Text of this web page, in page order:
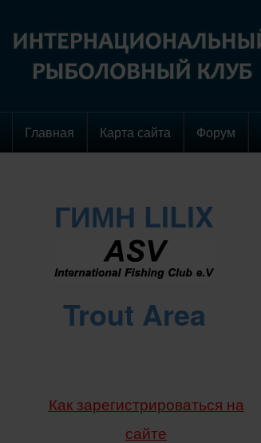
Главная Карта сайта Форум
ГИМН LILIX
Trout Area
Как зарегистрироваться на
сайте